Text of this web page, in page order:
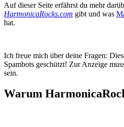
Auf dieser Seite erfährst du mehr
HarmonicaRocks.com gibt und was
hat.
Ich freue mich über deine Fragen:
Spambots geschützt! Zur Anzeige
sein.
Warum